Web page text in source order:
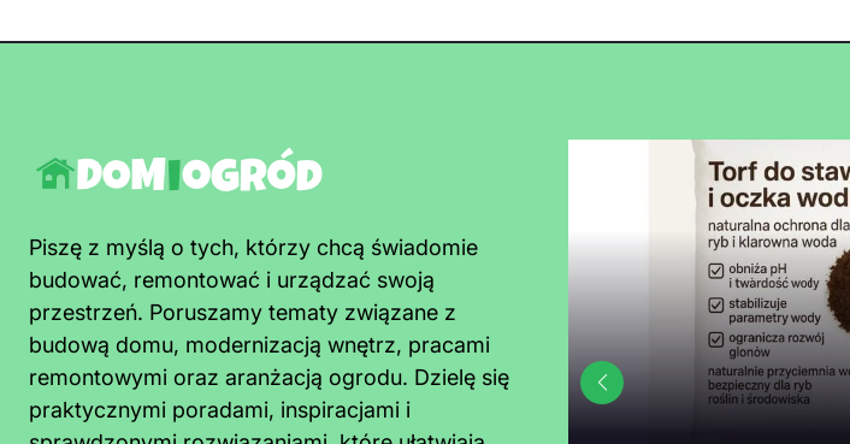
Piszę z myślą o tych, którzy chcą świadomie
budować, remontować i urządzać swoją
przestrzeń. Poruszamy tematy związane z
budową domu, modernizacją wnętrz, pracami
remontowymi oraz aranżacją ogrodu. Dzielę się
praktycznymi poradami, inspiracjami i